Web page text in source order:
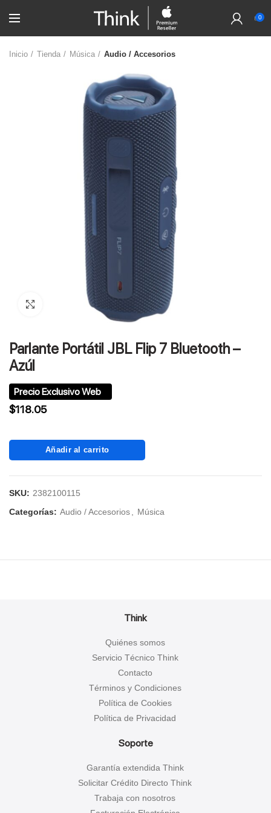
0
Inicio Tienda Música Audio / Accesorios
Click to enlarge
Parlante Portátil JBL Flip 7 Bluetooth –
Azúl
$118.05
Añadir al carrito
SKU: 2382100115
Categorías: Audio / Accesorios Música
Think
Quiénes somos
Servicio Técnico Think
Contacto
Términos y Condiciones
Política de Cookies
Política de Privacidad
Soporte
Garantía extendida Think
Solicitar Crédito Directo Think
Trabaja con nosotros